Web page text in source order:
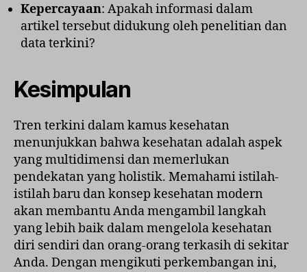
Kepercayaan: Apakah informasi dalam
artikel tersebut didukung oleh penelitian dan
data terkini?
Kesimpulan
Tren terkini dalam kamus kesehatan
menunjukkan bahwa kesehatan adalah aspek
yang multidimensi dan memerlukan
pendekatan yang holistik. Memahami istilah-
istilah baru dan konsep kesehatan modern
akan membantu Anda mengambil langkah
yang lebih baik dalam mengelola kesehatan
diri sendiri dan orang-orang terkasih di sekitar
Anda. Dengan mengikuti perkembangan ini,